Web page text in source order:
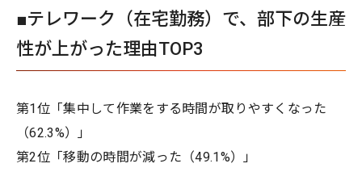
■テレワーク（在宅勤務）で、部下の生産
性が上がった理由TOP3
第1位「集中して作業をする時間が取りやすくなった
（62.3%）」
第2位「移動の時間が減った（49.1%）」